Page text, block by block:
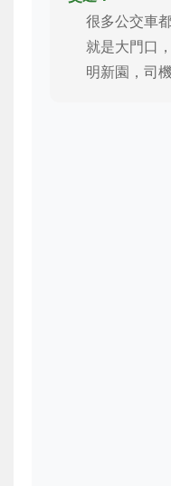
很多公交車
就是大門口
明新園，司